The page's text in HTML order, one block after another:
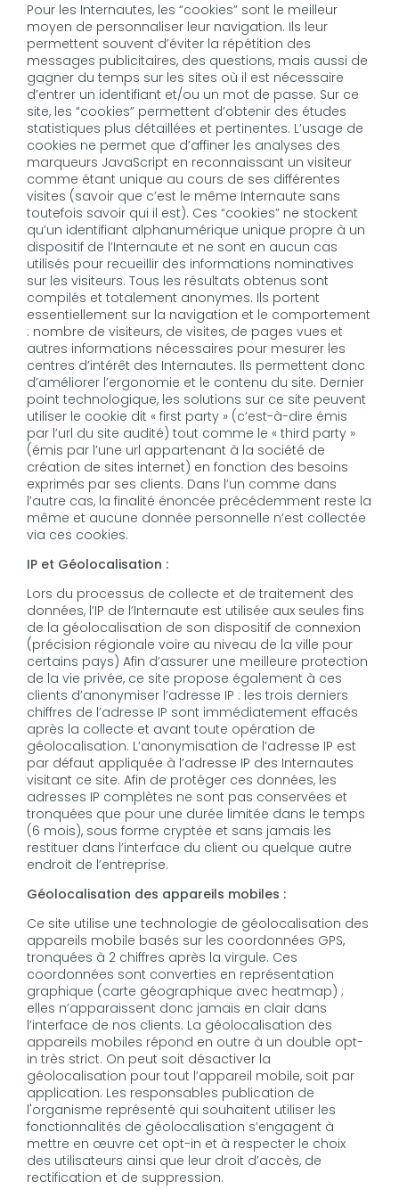
Pour les Internautes, les “cookies” sont le meilleur
moyen de personnaliser leur navigation. Ils leur
permettent souvent d’éviter la répétition des
messages publicitaires, des questions, mais aussi de
gagner du temps sur les sites où il est nécessaire
d’entrer un identifiant et/ou un mot de passe. Sur ce
site, les “cookies” permettent d’obtenir des études
statistiques plus détaillées et pertinentes. L’usage de
cookies ne permet que d’affiner les analyses des
marqueurs JavaScript en reconnaissant un visiteur
comme étant unique au cours de ses différentes
visites (savoir que c’est le même Internaute sans
toutefois savoir qui il est). Ces “cookies” ne stockent
qu’un identifiant alphanumérique unique propre à un
dispositif de l’Internaute et ne sont en aucun cas
utilisés pour recueillir des informations nominatives
sur les visiteurs. Tous les résultats obtenus sont
compilés et totalement anonymes. Ils portent
essentiellement sur la navigation et le comportement
: nombre de visiteurs, de visites, de pages vues et
autres informations nécessaires pour mesurer les
centres d’intérêt des Internautes. Ils permettent donc
d’améliorer l’ergonomie et le contenu du site. Dernier
point technologique, les solutions sur ce site peuvent
utiliser le cookie dit « first party » (c’est-à-dire émis
par l’url du site audité) tout comme le « third party »
(émis par l’une url appartenant à la société de
création de sites internet) en fonction des besoins
exprimés par ses clients. Dans l’un comme dans
l’autre cas, la finalité énoncée précédemment reste la
même et aucune donnée personnelle n’est collectée
via ces cookies.
IP et Géolocalisation :
Lors du processus de collecte et de traitement des
données, l’IP de l’Internaute est utilisée aux seules fins
de la géolocalisation de son dispositif de connexion
(précision régionale voire au niveau de la ville pour
certains pays) Afin d’assurer une meilleure protection
de la vie privée, ce site propose également à ces
clients d’anonymiser l’adresse IP : les trois derniers
chiffres de l’adresse IP sont immédiatement effacés
après la collecte et avant toute opération de
géolocalisation. L’anonymisation de l’adresse IP est
par défaut appliquée à l’adresse IP des Internautes
visitant ce site. Afin de protéger ces données, les
adresses IP complètes ne sont pas conservées et
tronquées que pour une durée limitée dans le temps
(6 mois), sous forme cryptée et sans jamais les
restituer dans l’interface du client ou quelque autre
endroit de l’entreprise.
Géolocalisation des appareils mobiles :
Ce site utilise une technologie de géolocalisation des
appareils mobile basés sur les coordonnées GPS,
tronquées à 2 chiffres après la virgule. Ces
coordonnées sont converties en représentation
graphique (carte géographique avec heatmap) ;
elles n’apparaissent donc jamais en clair dans
l’interface de nos clients. La géolocalisation des
appareils mobiles répond en outre à un double opt-
in très strict. On peut soit désactiver la
géolocalisation pour tout l’appareil mobile, soit par
application. Les responsables publication de
l'organisme représenté qui souhaitent utiliser les
fonctionnalités de géolocalisation s’engagent à
mettre en œuvre cet opt-in et à respecter le choix
des utilisateurs ainsi que leur droit d’accès, de
rectification et de suppression.